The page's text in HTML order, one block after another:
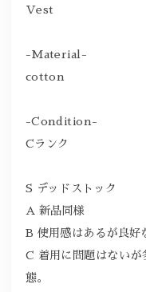
Vest
-Material-
cotton
-Condition-
Cランク
S デッドストック
A 新品同様
B 使用感はあるが良好
C 着用に問題はないが
態。